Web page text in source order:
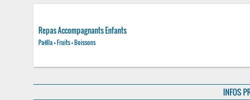
Repas Accompagnants Enfants
Paëlla + Fruits + Boissons
INFOS